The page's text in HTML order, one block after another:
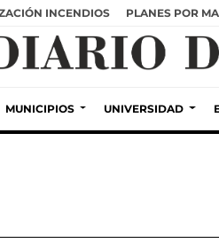
INCENDIOS PLANES POR
MUNICIPIOS UNIVERSIDAD